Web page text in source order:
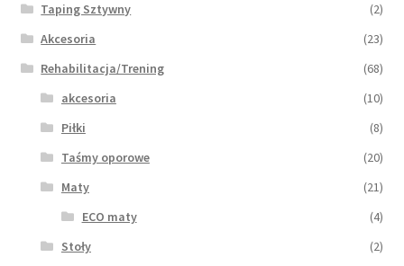
Taping Sztywny
(2)
Akcesoria
(23)
Rehabilitacja/Trening
(68)
akcesoria
(10)
Piłki
(8)
Taśmy oporowe
(20)
Maty
(21)
ECO maty
(4)
Stoły
(2)